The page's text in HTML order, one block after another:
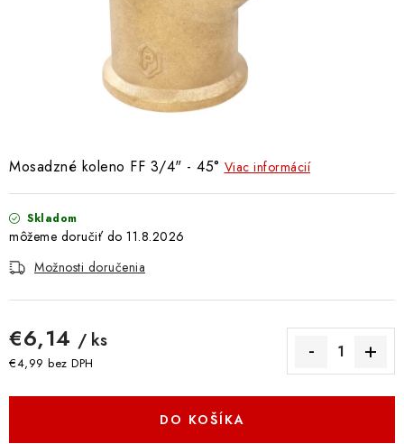
Hodnotenie obchodu Blog Kontakty
Doprava a Platba
Mosadzné koleno FF 3/4" - 45° Viac informácií
Skladom
11.8.2026
Možnosti doručenia
€6,14 / ks
€4,99 bez DPH
DO KOŠÍKA